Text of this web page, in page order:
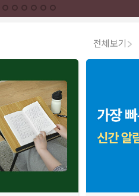
전체보기